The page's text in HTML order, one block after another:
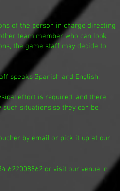
of the person in charge directing
team member who can look
the game staff may decide to
speaks Spanish and English.
effort is required, and there
situations so they can be
by email or pick it up at our
622008862 or visit our venue in